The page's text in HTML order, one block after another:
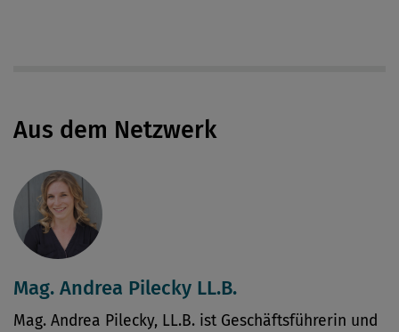
Aus dem Netzwerk
Mag. Andrea Pilecky LL.B.
Mag. Andrea Pilecky, LL.B. ist Geschäftsführerin und